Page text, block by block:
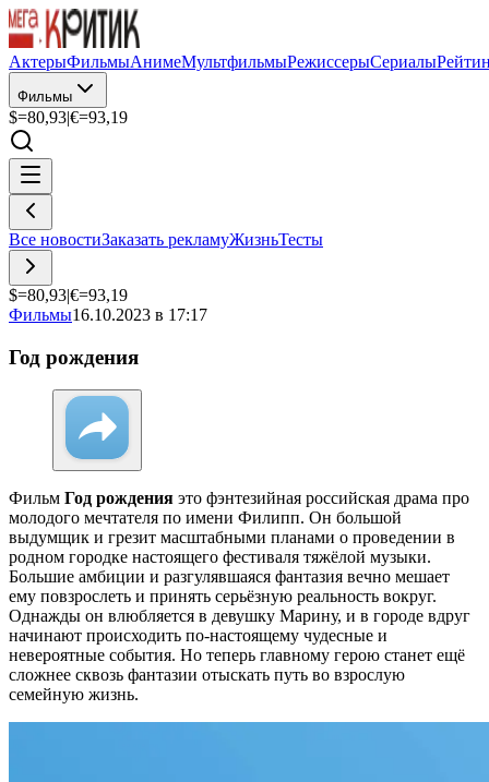
АктерыФильмыАнимеМультфильмыРежиссерыСериалы
Фильмы
$=80,93|€=93,19
Все новостиЗаказать рекламуЖизньТесты
$=80,93|€=93,19
Фильмы16.10.2023 в 17:17
Год рождения
Фильм Год рождения это фэнтезийная российская драма про
молодого мечтателя по имени Филипп. Он большой
выдумщик и грезит масштабными планами о проведении в
родном городке настоящего фестиваля тяжёлой музыки.
Большие амбиции и разгулявшаяся фантазия вечно мешает
ему повзрослеть и принять серьёзную реальность вокруг.
Однажды он влюбляется в девушку Марину, и в городе вдруг
начинают происходить по-настоящему чудесные и
невероятные события. Но теперь главному герою станет ещё
сложнее сквозь фантазии отыскать путь во взрослую
семейную жизнь.